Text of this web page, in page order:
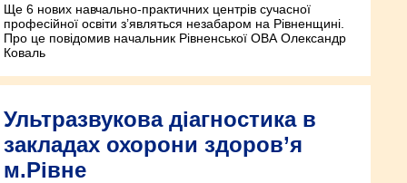
Ще 6 нових навчально-практичних центрів сучасної
професійної освіти з’являться незабаром на Рівненщині.
Про це повідомив начальник Рівненської ОВА Олександр
Коваль
Ультразвукова діагностика в
закладах охорони здоров’я
м.Рівне